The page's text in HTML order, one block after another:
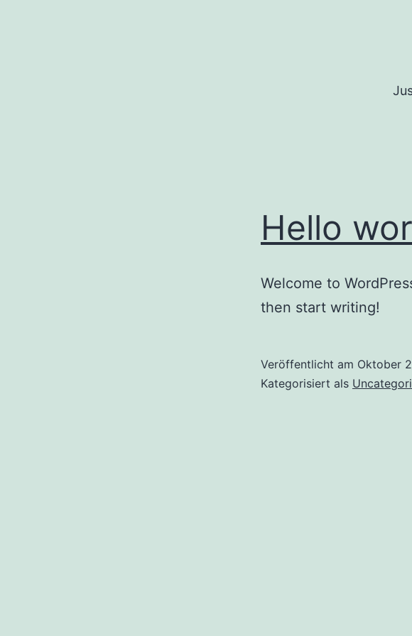
Hello
Welcome to
then start writing!
Veröffentlicht am Oktober
Kategorisiert als